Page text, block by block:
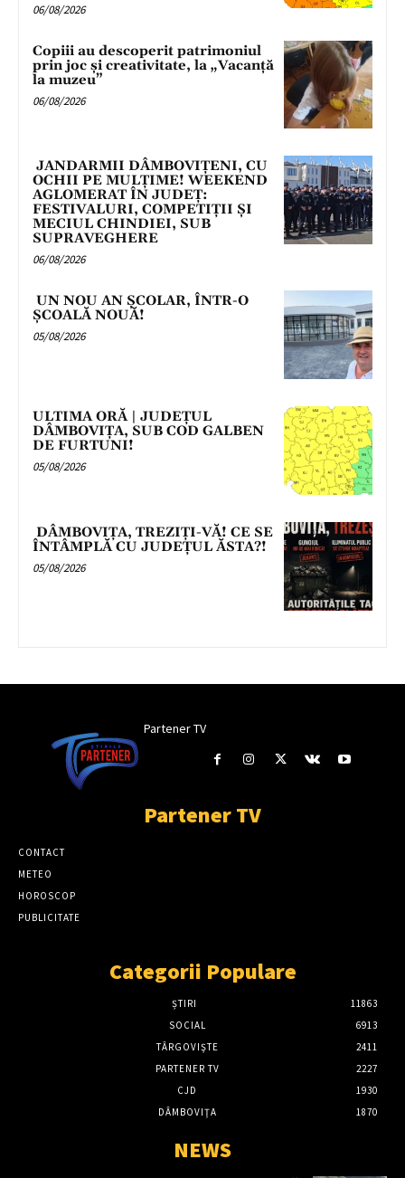
06/08/2026
Copiii au descoperit patrimoniul
prin joc și creativitate, la „Vacanță
la muzeu”
06/08/2026
JANDARMII DÂMBOVIȚENI, CU
OCHII PE MULȚIME! WEEKEND
AGLOMERAT ÎN JUDEȚ:
FESTIVALURI, COMPETIȚII ȘI
MECIUL CHINDIEI, SUB
SUPRAVEGHERE
06/08/2026
UN NOU AN ȘCOLAR, ÎNTR-O
ȘCOALĂ NOUĂ!
05/08/2026
ULTIMA ORĂ | JUDEȚUL
DÂMBOVIȚA, SUB COD GALBEN
DE FURTUNI!
05/08/2026
DÂMBOVIȚA, TREZIȚI-VĂ! CE SE
ÎNTÂMPLĂ CU JUDEȚUL ĂSTA?!
05/08/2026
Partener TV
Partener TV
CONTACT
METEO
HOROSCOP
PUBLICITATE
Categorii Populare
ȘTIRI
11863
SOCIAL
6913
TÂRGOVIŞTE
2411
PARTENER TV
2227
CJD
1930
DÂMBOVIŢA
1870
NEWS